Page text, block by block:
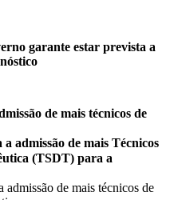
garante estar prevista a
de mais técnicos de
admissão de mais Técnicos
(TSDT) para a